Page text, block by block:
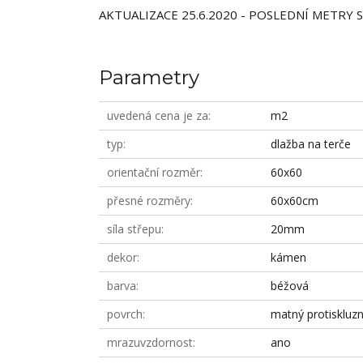
AKTUALIZACE 25.6.2020 - POSLEDNÍ METRY
Parametry
uvedená cena je za
m2
typ
dlažba na terče
orientační rozměr
60x60
přesné rozměry
60x60cm
síla střepu
20mm
dekor
kámen
barva
béžová
povrch
matný
mrazuvzdornost
ano